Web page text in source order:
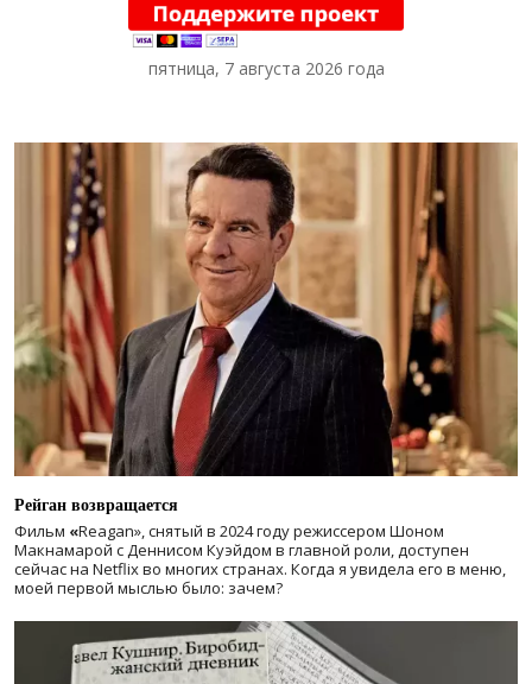
пятница, 7 августа 2026 года
Рейган возвращается
Фильм «Reagan», снятый в 2024 годурежиссером Шоном
Макнамарой с Деннисом Куэйдом в главной роли, доступен
сейчас на Netflix во многих странах. Когда я увидела его в меню,
моей первой мыслью было: зачем?